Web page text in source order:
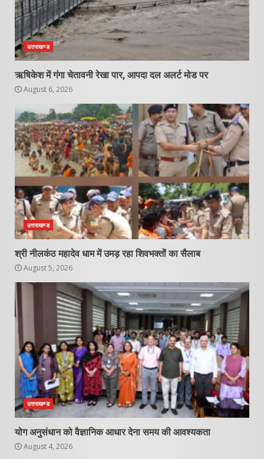
उत्तराखण्ड
ऋषिकेश में गंगा चेतावनी रेखा पार, आपदा दल अलर्ट मोड पर
August 6, 2026
उत्तराखण्ड
श्री नीलकंठ महादेव धाम में उमड़ रहा शिवभक्तों का सैलाब
August 5, 2026
उत्तराखण्ड
योग अनुसंधान को वैज्ञानिक आधार देना समय की आवश्यकता
August 4, 2026